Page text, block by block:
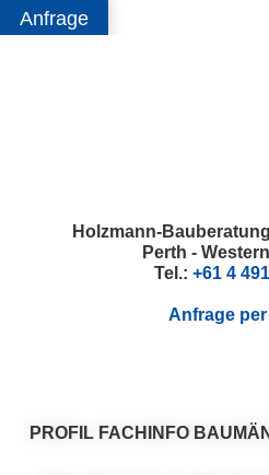
Anfrage
Holzmann-
Perth -
Tel.: +61 4
Anfrage per
PROFIL FACHINFO